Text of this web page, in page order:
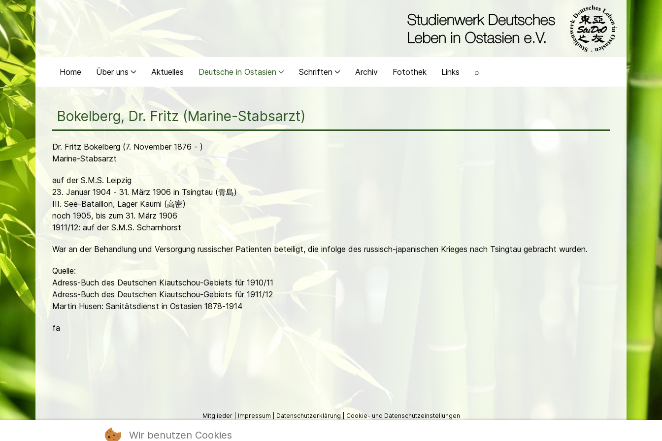
Home Über uns Aktuelles Deutsche in Ostasien Schriften Archiv Fotothek Links ⌕
Bokelberg, Dr. Fritz (Marine-Stabsarzt)
Dr. Fritz Bokelberg (7. November 1876 - )
Marine-Stabsarzt
auf der S.M.S. Leipzig
23. Januar 1904 - 31. März 1906 in Tsingtau (青島)
III. See-Bataillon, Lager Kaumi (高密)
noch 1905, bis zum 31. März 1906
1911/12: auf der S.M.S. Scharnhorst
War an der Behandlung und Versorgung russischer Patienten beteiligt, die infolge des russisch-japanischen Krieges nach Tsingtau gebracht wurden.
Quelle:
Adress-Buch des Deutschen Kiautschou-Gebiets für 1910/11
Adress-Buch des Deutschen Kiautschou-Gebiets für 1911/12
Martin Husen: Sanitätsdienst in Ostasien 1878-1914
fa
Mitglieder Impressum Datenschutzerklärung Cookie- und Datenschutzeinstellungen
Wir benutzen Cookies